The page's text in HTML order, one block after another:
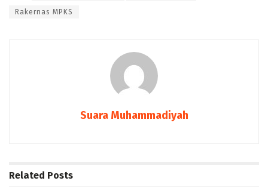
Rakernas MPKS
Suara Muhammadiyah
Related Posts